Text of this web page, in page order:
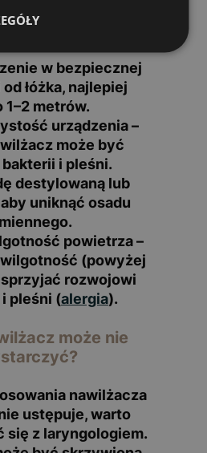
używać
w bezpiecznej
łóżka, najlepiej
1–2 metrów.
urządzenia–
może być
bakterii i pleśni.
destylowaną lub
aby uniknąć osadu
powietrza–
(powyżej
rozwojowi
pleśni (alergia).
może nie
nawilżacza
ustępuje, warto
się z laryngologiem.